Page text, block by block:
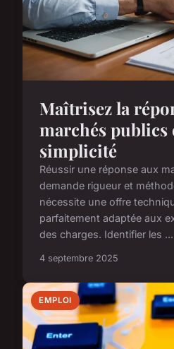
Maîtrisez la
marchés publics
simplicité
Réussir une réponse aux
demande rigueur et
nécessite une offre
parfaitement adaptée aux
des charges. Identifier les ...
4 septembre 2025
EMPLOI